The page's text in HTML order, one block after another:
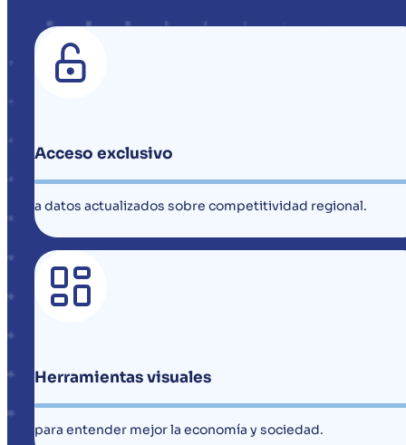
Acceso exclusivo
a datos actualizados sobre competitividad regional.
Herramientas visuales
para entender mejor la economía y sociedad.